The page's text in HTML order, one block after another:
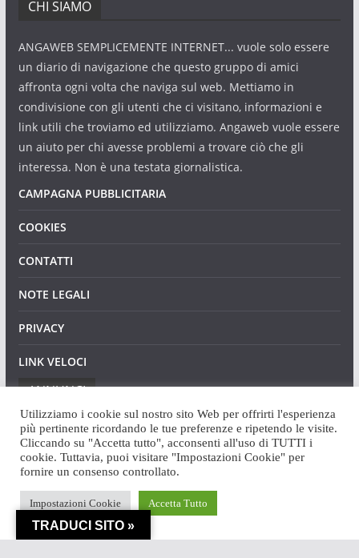
CHI SIAMO
ANGAWEB SEMPLICEMENTE INTERNET... vuole solo essere
un diario di navigazione che questo gruppo di amici
affronta ogni volta che naviga sul web. Mettiamo in
condivisione con gli utenti che ci visitano, informazioni e
link utili che troviamo ed utilizziamo. Angaweb vuole essere
un aiuto per chi avesse problemi a trovare ciò che gli
interessa. Non è una testata giornalistica.
CAMPAGNA PUBBLICITARIA
COOKIES
CONTATTI
NOTE LEGALI
PRIVACY
LINK VELOCI
ANNUNCI
Copyright © 2026 Angaweb. Tutti i diritti riservati.
Tema:ColorMagdi ThemeGrill. Powered by
Utilizziamo i cookie sul nostro sito Web per offrirti l'esperienza
più pertinente ricordando le tue preferenze e ripetendo le visite.
Cliccando su "Accetta tutto", acconsenti all'uso di TUTTI i
cookie. Tuttavia, puoi visitare "Impostazioni Cookie" per
fornire un consenso controllato.
Impostazioni Cookie Accetta Tutto
TRADUCI SITO »